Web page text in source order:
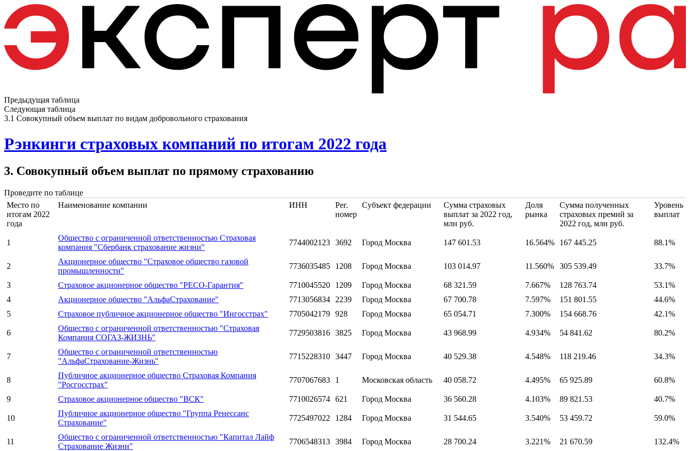
Предыдущая таблица
Следующая таблица
3.1 Совокупный объем выплат по видам добровольного страхования
Рэнкинги страховых компаний по итогам 2022 года
3. Совокупный объем выплат по прямому страхованию
Проведите по таблице
Место по
итогам 2022
года
Наименование компании ИНН
Рег.
номер
Субъект федерации
Сумма страховых
выплат за 2022 год,
млн руб.
Доля
рынка
Сумма полученных
страховых премий за
2022 год, млн руб.
Уровень
выплат
1
Общество с ограниченной ответственностью Страховая
компания "Сбербанк страхование жизни"
7744002123 3692 Город Москва 147 601.53 16.564% 167 445.25 88.1%
2
Акционерное общество "Страховое общество газовой
промышленности"
7736035485 1208 Город Москва 103 014.97 11.560% 305 539.49 33.7%
3 Страховое акционерное общество "РЕСО-Гарантия" 7710045520 1209 Город Москва 68 321.59 7.667% 128 763.74
53.1%
4
Акционерное общество "АльфаСтрахование" 7713056834 2239 Город Москва 67 700.78 7.597% 151 801.55
44.6%
5
Страховое публичное акционерное общество "Ингосстрах" 7705042179 928 Город Москва 65 054.71 7.300% 154 668.76 42.1%
6
Общество с ограниченной ответственностью "Страховая
Компания СОГАЗ-ЖИЗНЬ"
7729503816 3825 Город Москва 43 968.99 4.934% 54 841.62 80.2%
7
Общество с ограниченной ответственностью
"АльфаСтрахование-Жизнь"
7715228310 3447 Город Москва 40 529.38 4.548% 118 219.46 34.3%
8
Публичное акционерное общество Страховая Компания
"Росгосстрах"
7707067683 1 Московская область 40 058.72 4.495% 65 925.89 60.8%
9 Страховое акционерное общество "ВСК" 7710026574 621 Город Москва 36 560.28 4.103% 89 821.53 40.7%
10
Публичное акционерное общество "Группа Ренессанс
Страхование"
7725497022 1284 Город Москва 31 544.65 3.540% 53 459.72 59.0%
11
Общество с ограниченной ответственностью "Капитал Лайф
Страхование Жизни"
7706548313 3984 Город Москва 28 700.24 3.221% 21 670.59 132.4%